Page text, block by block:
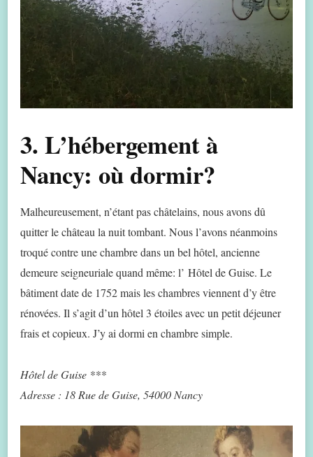
3. L’hébergement à
Nancy: où dormir?
Malheureusement, n’étant pas châtelains, nous avons dû
quitter le château la nuit tombant. Nous l’avons néanmoins
troqué contre une chambre dans un bel hôtel, ancienne
demeure seigneuriale quand même: l’ Hôtel de Guise. Le
bâtiment date de 1752 mais les chambres viennent d’y être
rénovées. Il s’agit d’un hôtel 3 étoiles avec un petit déjeuner
frais et copieux. J’y ai dormi en chambre simple.
Hôtel de Guise ***
Adresse : 18 Rue de Guise, 54000 Nancy